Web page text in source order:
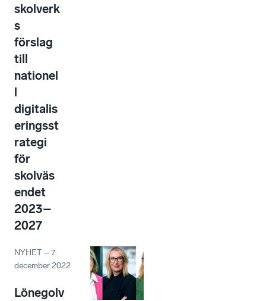
skolverk
s
förslag
till
nationel
l
digitalis
eringsst
rategi
för
skolväs
endet
2023–
2027
NYHET –7
december 2022
Lönegolv